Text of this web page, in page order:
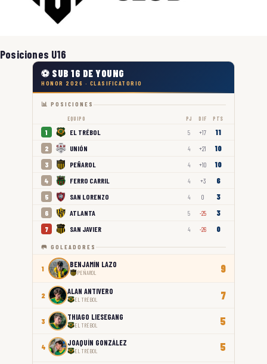
Posiciones U16
⚽ SUB 16 DE YOUNG
HONOR 2026 · CLASIFICATORIO
📊 POSICIONES
EQUIPO PJ DIF PTS
1 EL TRÉBOL 5 +17 11
2 UNIÓN 4 +21 10
3 PEÑAROL 4 +10 10
4 FERRO CARRIL 4 +3 6
5 SAN LORENZO 4 0 3
6 ATLANTA 5 -25 3
7 SAN JAVIER 4 -26 0
🥅 GOLEADORES
1 BENJAMÍN LAZO
PEÑAROL 9
2 ALAN ANTIVERO
EL TRÉBOL 7
3 THIAGO LIESEGANG
EL TRÉBOL 5
4 JOAQUÍN GONZÁLEZ
EL TRÉBOL 5